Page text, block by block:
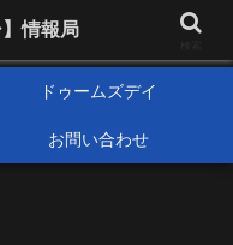
ら、おすすめなどの紹介や気に
ドゥームズデイ
お問い合わせ
情報局